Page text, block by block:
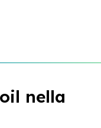
nella